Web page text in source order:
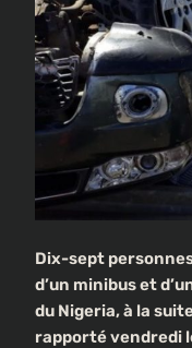
Dix-sept
d’un minibus et
du Nigeria, à la
rapporté vendredi